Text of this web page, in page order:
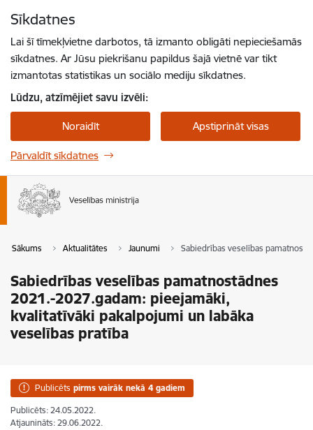
Sīkdatnes
Lai šī tīmekļvietne darbotos, tā izmanto obligāti nepieciešamās
sīkdatnes. Ar Jūsu piekrišanu papildus šajā vietnē var tikt
izmantotas statistikas un sociālo mediju sīkdatnes.
Lūdzu, atzīmējiet savu izvēli:
Noraidīt Apstiprināt visas
Pārvaldīt sīkdatnes
Sākums Aktualitātes Jaunumi Sabiedrības veselības
Sabiedrības veselības pamatnostādnes
2021.-2027.gadam: pieejamāki,
kvalitatīvāki pakalpojumi un labāka
veselības pratība
Publicēts pirms vairāk nekā 4 gadiem
Publicēts: 24.05.2022.
Atjaunināts: 29.06.2022.